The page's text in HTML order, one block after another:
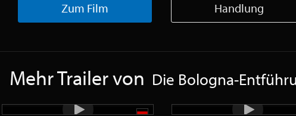
Zum Film Handlung
Mehr Trailer von Die Bologna-